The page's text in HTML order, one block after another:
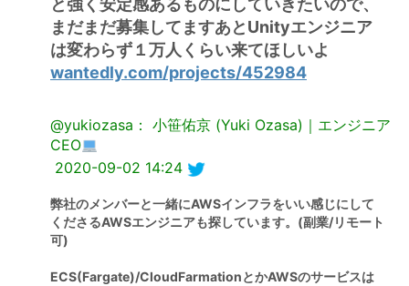
と強く安定感あるものにしていきたいので、
まだまだ募集してますあとUnityエンジニア
は変わらず１万人くらい来てほしいよ
wantedly.com/projects/452984
@yukiozasa： 小笹佑京 (Yuki Ozasa)｜エンジニア
CEO
2020-09-02 14:24
弊社のメンバーと一緒にAWSインフラをいい感じにして
くださるAWSエンジニアも探しています。(副業/リモート
可)
ECS(Fargate)/CloudFarmationとかAWSのサービスは